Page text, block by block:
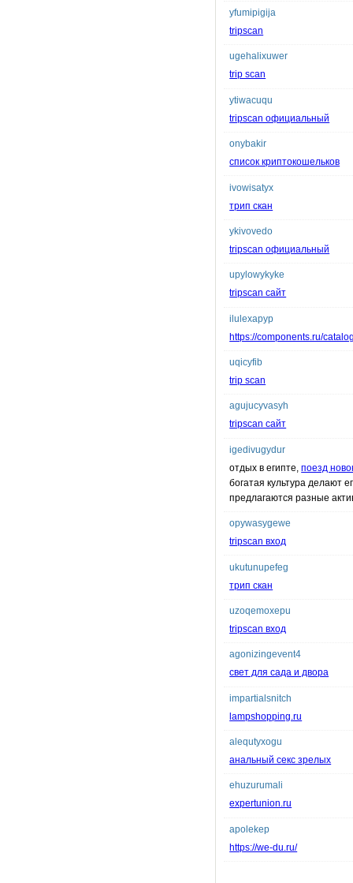
yfumipigija
tripscan
ugehalixuwer
trip scan
ytiwacuqu
tripscan официальный
onybakir
список криптокошельков
ivowisatyx
трип скан
ykivovedo
tripscan официальный
upylowykyke
tripscan сайт
ilulexapyp
https://components.ru/
uqicyfib
trip scan
agujucyvasyh
tripscan сайт
igedivugydur
отдых в египте,поезд
богатая культура делают
предлагаются разные
opywasygewe
tripscan вход
ukutunupefeg
трип скан
uzoqemoxepu
tripscan вход
agonizingevent4
свет для сада и двора
impartialsnitch
lampshopping.ru
alequtyxogu
анальный секс зрелых
ehuzurumali
expertunion.ru
apolekep
https://we-du.ru/